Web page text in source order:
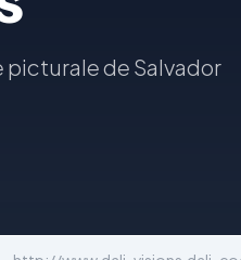
de Salvador